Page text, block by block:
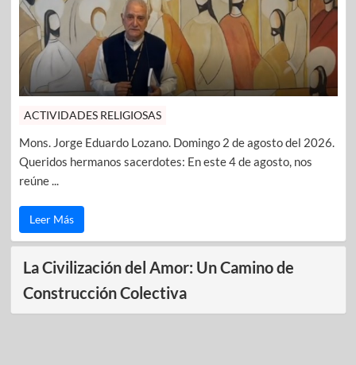
ACTIVIDADES RELIGIOSAS
Mons. Jorge Eduardo Lozano. Domingo 2 de agosto del 2026.
Queridos hermanos sacerdotes: En este 4 de agosto, nos
reúne ...
Leer Más
La Civilización del Amor: Un Camino de
Construcción Colectiva